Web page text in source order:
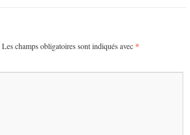
Les champs obligatoires sont indiqués avec *